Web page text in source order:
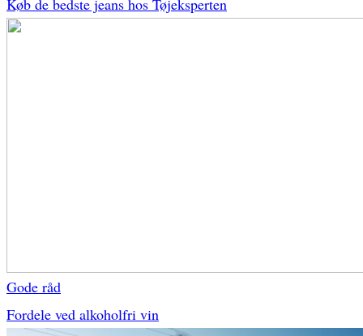
Køb de bedste jeans hos Tøjeksperten
Gode råd
Fordele ved alkoholfri vin